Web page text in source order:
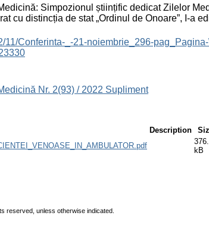
Simpozionul științific dedicat Zilelor
cu distincția de stat „Ordinul de Onoare”, I-a
11/Conferinta-_-21-noiembrie_296-
Nr. 2(93) / 2022 Supliment
Description
kB
reserved, unless otherwise indicated.